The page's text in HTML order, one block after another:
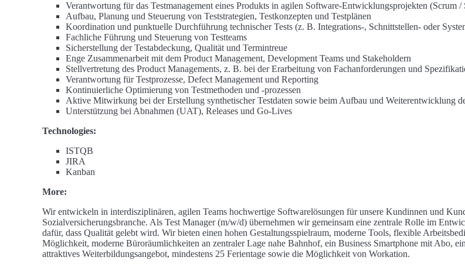
Verantwortung für das Testmanagement eines Produkts in agilen Software-Entwicklungsprojekten (Scrum /
Aufbau, Planung und Steuerung von Teststrategien, Testkonzepten und Testplänen
Koordination und punktuelle Durchführung technischer Tests (z. B. Integrations-, Schnittstellen- oder
Fachliche Führung und Steuerung von Testteams
Sicherstellung der Testabdeckung, Qualität und Termintreue
Enge Zusammenarbeit mit dem Product Management, Development Teams und Stakeholdern
Stellvertretung des Product Managements, z. B. bei der Erarbeitung von Fachanforderungen und
Verantwortung für Testprozesse, Defect Management und Reporting
Kontinuierliche Optimierung von Testmethoden und -prozessen
Aktive Mitwirkung bei der Erstellung synthetischer Testdaten sowie beim Aufbau und Weiterentwicklung
Unterstützung bei Abnahmen (UAT), Releases und Go-Lives
Technologies:
ISTQB
JIRA
Kanban
More:
Wir entwickeln in interdisziplinären, agilen Teams hochwertige Softwarelösungen für unsere Kundinnen und
Sozialversicherungsbranche. Als Test Manager (m/w/d) übernehmen wir gemeinsam eine zentrale Rolle im
dafür, dass Qualität gelebt wird. Wir bieten einen hohen Gestaltungsspielraum, moderne Tools, flexible
Möglichkeit, moderne Büroräumlichkeiten an zentraler Lage nahe Bahnhof, ein Business Smartphone mit Abo,
attraktives Weiterbildungsangebot, mindestens 25 Ferientage sowie die Möglichkeit von Workation.